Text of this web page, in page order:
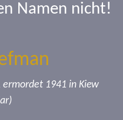
Namen nicht!
ermordet 1941 in Kiew